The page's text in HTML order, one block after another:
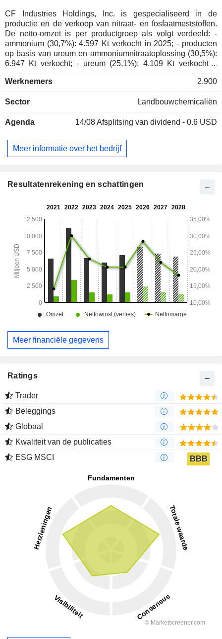
CF Industries Holdings, Inc. is gespecialiseerd in de
productie en de verkoop van nitraat- en fosfaatmeststoffen.
De netto-omzet is per productgroep als volgt verdeeld: -
ammonium (30,7%): 4.597 Kt verkocht in 2025; - producten
op basis van ureum en ammoniumnitraatoplossing (30,5%):
6.947 Kt verkocht; - ureum (25,1%): 4.109 Kt verkocht; -
De netto-omzet is geografisch als volgt verdeeld: de
(0,8%), het Verenigd Koninkrijk (5,3%) en overige (10,1%).
Werknemers 2.900
Sector Landbouwchemicaliën
Agenda 14/08Afsplitsing van dividend - 0.6 USD
Meer informatie over het bedrijf
Resultatenrekening en schattingen
Meer financiële gegevens
Ratings
Trader
Beleggings
Globaal
Kwaliteit van de publicaties
ESG MSCI
BBB